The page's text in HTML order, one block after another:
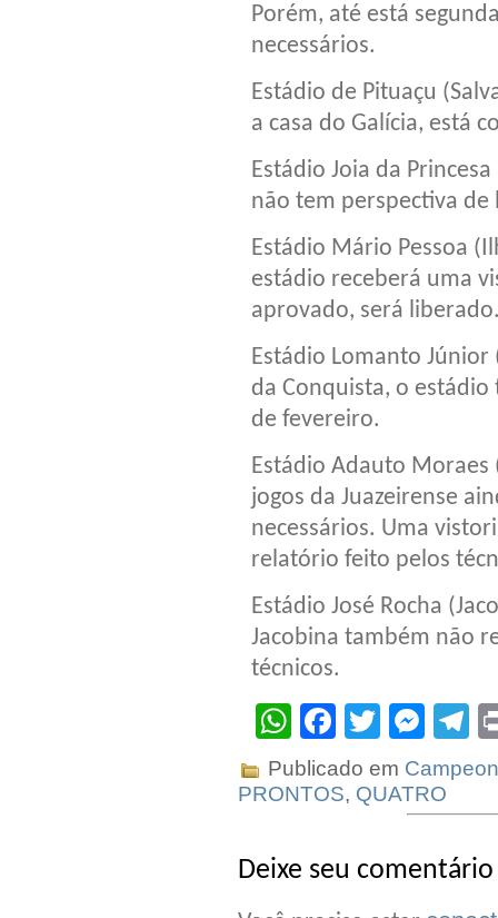
Porém, até está
necessários.
Estádio de Pituaçu
a casa do Galícia, está
Estádio Joia da
não tem perspectiva
Estádio Mário Pessoa
estádio receberá uma
aprovado, será
Estádio Lomanto
da Conquista, o
de fevereiro.
Estádio Adauto Moraes
jogos da Juazeirense
necessários. Uma
relatório feito pelos
Estádio José Rocha
Jacobina também não
técnicos.
WhatsApp
Facebook
Twitter
Publicado em
PRONTOS, QUATRO
Deixe seu comentário